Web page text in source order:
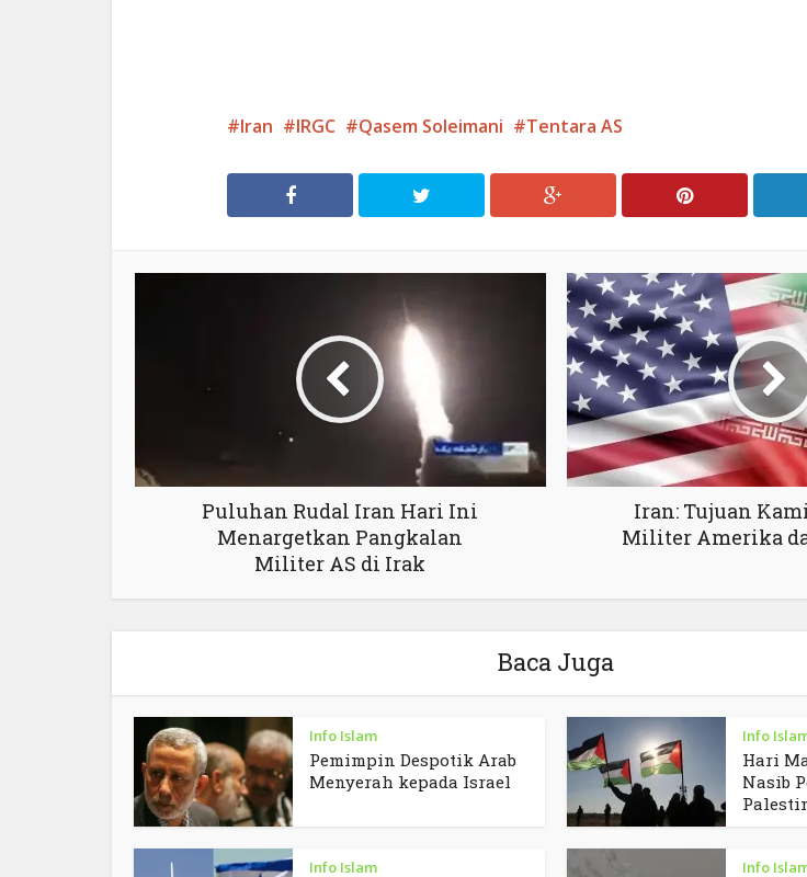
Iran IRGC Qasem Soleimani Tentara AS
Puluhan Rudal Iran Hari Ini
Menargetkan Pangkalan
Militer AS di Irak
Iran: Tujuan
Militer Amerika
Baca Juga
Info Islam
Pemimpin Despotik Arab
Menyerah kepada Israel
Info
Hari
Nasib
Info Islam Info